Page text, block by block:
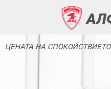
ЦЕНАТА НА СПОКОЙСТВИЕТО